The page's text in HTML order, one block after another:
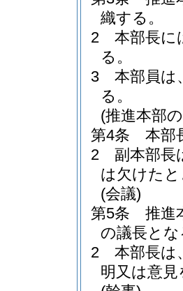
織する。
2
本部長に
る。
3
本部員は
る。
(推進本部
第4条
本部
2
副本部長
は欠けた
(会議)
第5条
推進
の議長とな
2
本部長は
明又は意